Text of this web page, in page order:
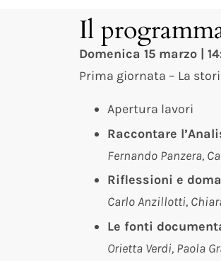
Il
Domenica 15 marzo |
Prima giornata – La
Apertura lavori
Raccontare
Fernando Panzera,
Riflessioni e
Carlo Anzillotti,
Le fonti
Orietta Verdi, Paola